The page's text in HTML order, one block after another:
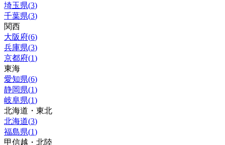
埼玉県(3)
千葉県(3)
関西
大阪府(6)
兵庫県(3)
京都府(1)
東海
愛知県(6)
静岡県(1)
岐阜県(1)
北海道・東北
北海道(3)
福島県(1)
甲信越・北陸